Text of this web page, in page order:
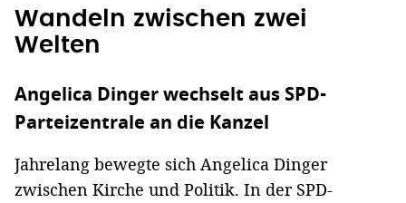
Wandeln zwischen zwei
Welten
Angelica Dinger wechselt aus SPD-
Parteizentrale an die Kanzel
Jahrelang bewegte sich Angelica Dinger
zwischen Kirche und Politik. In der SPD-